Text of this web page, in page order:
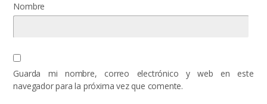
Nombre
Guarda mi nombre, correo electrónico y web en este
navegador para la próxima vez que comente.